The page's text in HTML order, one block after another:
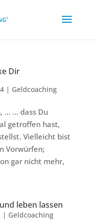
Dir
| Geldcoaching
… … dass Du
getroffen hast,
Vielleicht bist
Vorwürfen;
gar nicht mehr,
leben lassen
| Geldcoaching